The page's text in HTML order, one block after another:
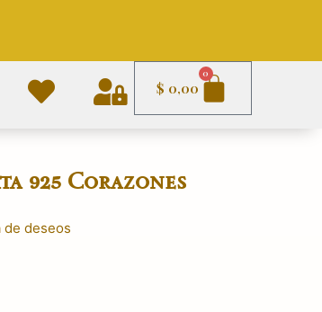
$ 0,00
0
Carrito
925 Corazones
de deseos